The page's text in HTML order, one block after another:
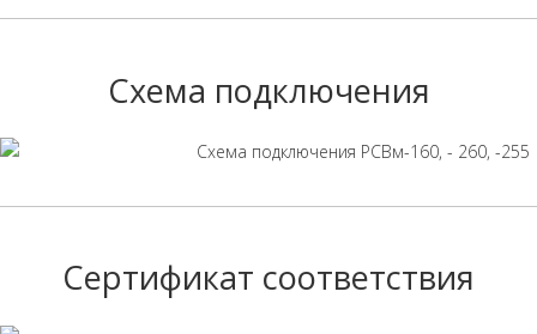
РСВм-160
снятие напряжения
Схема подключения
Сертификат соответствия